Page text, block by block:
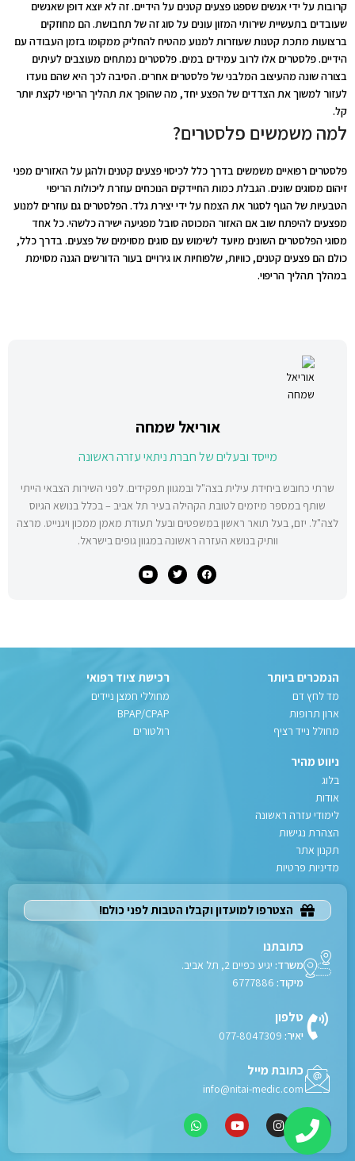
קרובות על ידי אנשים שספגו פצעים קטנים על הידיים. זה לא יוצא דופן שאנשים
שעובדים בתעשיית שירותי המזון עונים על סוג זה של תחבושת. הם מחוזקים
ברצועות מתכת קטנות שעוזרות למנוע מהטיח להחליק ממקומו בזמן העבודה עם
הידיים. פלסטרים אלו לרוב עמידים במים. פלסטרים נמתחים מעוצבים לעיתים
בצורה שונה מהעיצוב המלבני של פלסטרים אחרים. הסיבה לכך היא שהם נועדו
לעזור למשוך את הצדדים של הפצע יחד, מה שהופך את תהליך הריפוי לקצת יותר
קל.
למה משמשים פלסטרים?
פלסטרים רפואיים משמשים בדרך כלל לכיסוי פצעים קטנים ולהגן על האזורים מפני
זיהום מסוגים שונים. הגבלת כמות החיידקים הנוכחים עוזרת ליכולות הריפוי
הטבעיות של הגוף לסגור את הצמח על ידי יצירת גלד. הפלסטרים גם עוזרים למנוע
מפצעים להיפתח שוב אם האזור המכוסה סובל מפגיעה ישירה כלשהי. כל אחד
מסוגי הפלסטרים השונים מיועד לשימוש עם סוגים מסוימים של פצעים. בדרך כלל,
כולם הם פצעים קטנים, כוויות, שלפוחיות או גירויים בעור הדורשים הגנה מסוימת
במהלך תהליך הריפוי.
אוריאל שמחה
מייסד ובעלים של חברת ניתאי עזרה ראשונה
שרתי כחובש ביחידת עילית בצה"ל ובמגוון תפקידים. לפני השירות הצבאי הייתי
שותף במספר מיזמים לטובת הקהילה בעיר תל אביב – בכלל בנושא הגיוס
לצה"ל. יזם, בעל תואר ראשון במשפטים ובעל תעודת מאמן ממכון ויגנייט. מרצה
וותיק בנושא העזרה ראשונה במגוון גופים בישראל.
הנמכרים ביותר
מד לחץ דם
ארון תרופות
מחולל נייד רציף
רכישת ציוד רפואי
מחוללי חמצן ניידים
BPAP/CPAP
רולטורים
ניווט מהיר
בלוג
אודות
לימודי עזרה ראשונה
הצהרת נגישות
תקנון אתר
מדיניות פרטיות
הצטרפו למועדון וקבלו הטבות לפני כולם!
כתובתנו
משרד: יגיע כפיים 2, תל אביב.
מיקוד:
טלפון
יאיר:
כתובת מייל
info@nitai-medic.com